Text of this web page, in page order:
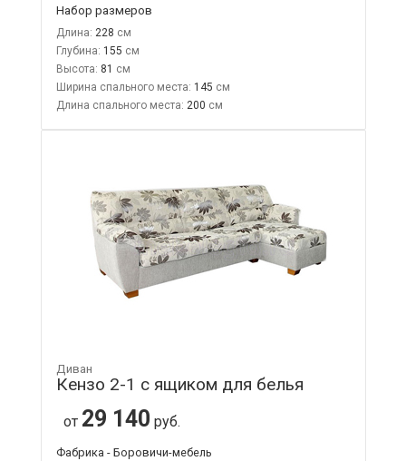
Набор размеров
Длина: 228
Глубина: 155
Высота: 81
Ширина спального места: 145
Длина спального места: 200
Диван
Кензо 2-1 с ящиком для белья
от 29 140 руб.
Фабрика - Боровичи-мебель